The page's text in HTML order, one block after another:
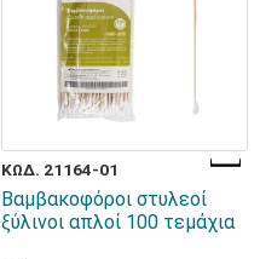
ΚΩΔ. 21164-01
Βαμβακοφόροι στυλεοί
ξύλινοι απλοί 100 τεμάχια